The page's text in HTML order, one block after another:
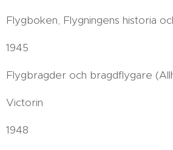
Flygboken, Flygningens historia
1945
Flygbragder och bragdflygare
Victorin
1948